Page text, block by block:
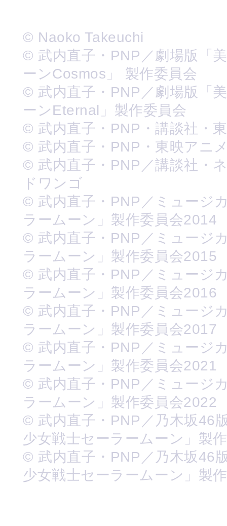
© Naoko Takeuchi
© 武内直子・PNP／劇場版「
ーンCosmos」 製作委員会
© 武内直子・PNP／劇場版「
ーンEternal」製作委員会
© 武内直子・PNP・講談社・
© 武内直子・PNP・東映アニ
© 武内直子・PNP／講談社・
ドワンゴ
© 武内直子・PNP／ミュージ
ラームーン」製作委員会2014
© 武内直子・PNP／ミュージ
ラームーン」製作委員会2015
© 武内直子・PNP／ミュージ
ラームーン」製作委員会2016
© 武内直子・PNP／ミュージ
ラームーン」製作委員会2017
© 武内直子・PNP／ミュージ
ラームーン」製作委員会2021
© 武内直子・PNP／ミュージ
ラームーン」製作委員会2022
© 武内直子・PNP／乃木坂46
少女戦士セーラームーン」製
© 武内直子・PNP／乃木坂46
少女戦士セーラームーン」製